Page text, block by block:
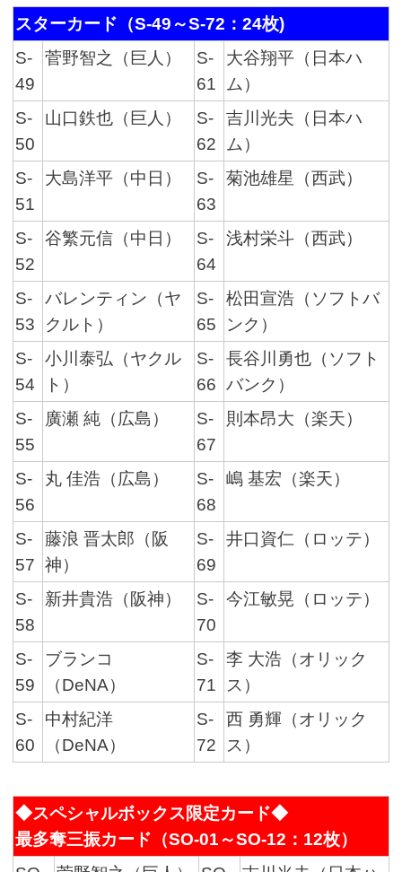
スターカード（S-49～S-72：24枚)
S-
49
菅野智之（巨人）
S-
61
大谷翔平（日本ハ
ム）
S-
50
山口鉄也（巨人）
S-
62
吉川光夫（日本ハ
ム）
S-
51
大島洋平（中日）
S-
63
菊池雄星（西武）
S-
52
谷繁元信（中日）
S-
64
浅村栄斗（西武）
S-
53
バレンティン（ヤ
クルト）
S-
65
松田宣浩（ソフトバ
ンク）
S-
54
小川泰弘（ヤクル
ト）
S-
66
長谷川勇也（ソフト
バンク）
S-
55
廣瀬 純（広島）
S-
67
則本昂大（楽天）
S-
56
丸 佳浩（広島）
S-
68
嶋 基宏（楽天）
S-
57
藤浪 晋太郎（阪
神）
S-
69
井口資仁（ロッテ）
S-
58
新井貴浩（阪神）
S-
70
今江敏晃（ロッテ）
S-
59
ブランコ
（DeNA）
S-
71
李 大浩（オリック
ス）
S-
60
中村紀洋
（DeNA）
S-
72
西 勇輝（オリック
ス）
◆スペシャルボックス限定カード◆
最多奪三振カード（SO-01～SO-12：12枚）